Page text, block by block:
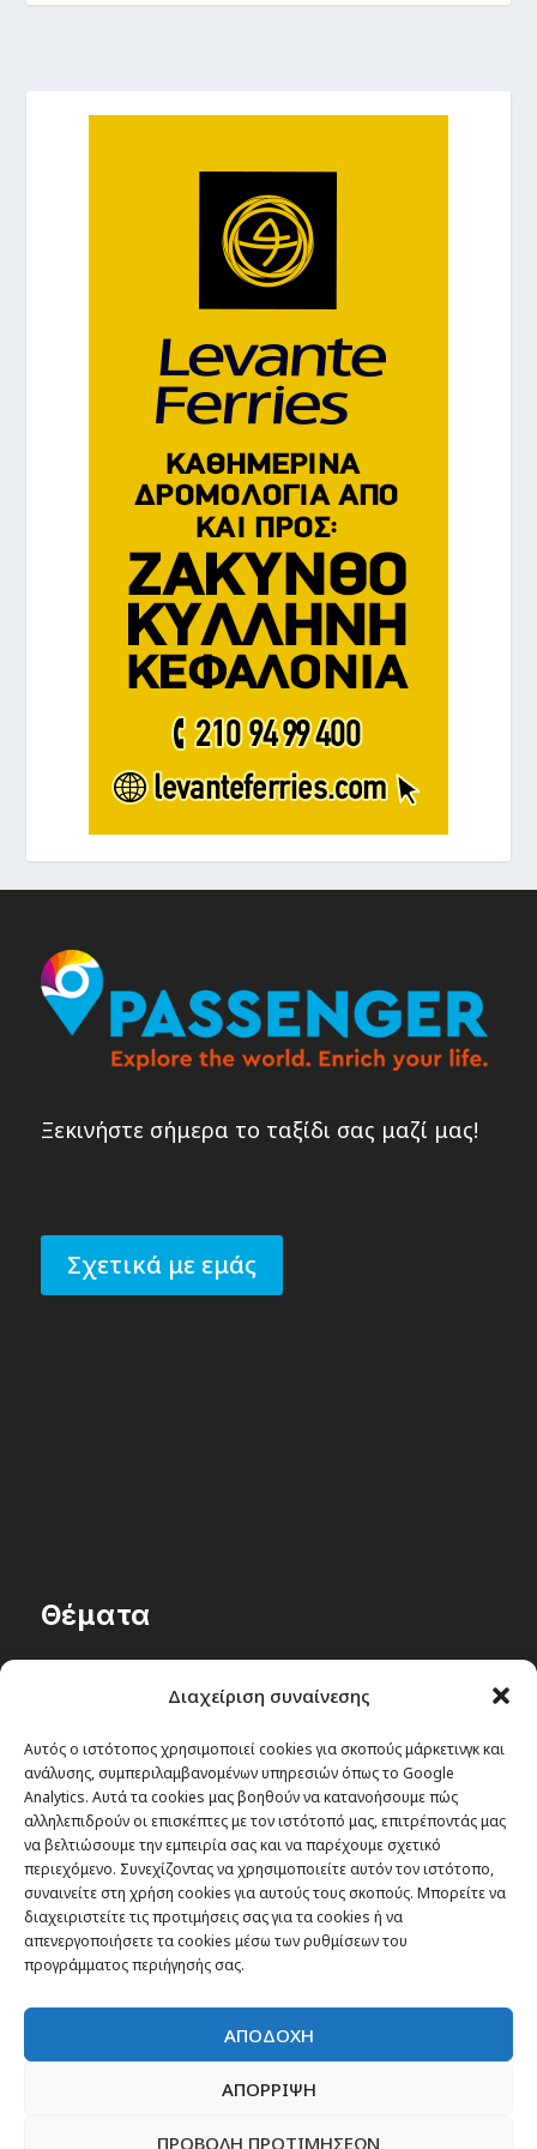
Διαχείριση συναίνεσης
Αυτός ο ιστότοπος χρησιμοποιεί cookies για σκοπούς μάρκετινγκ και
ανάλυσης, συμπεριλαμβανομένων υπηρεσιών όπως το Google
Analytics. Αυτά τα cookies μας βοηθούν να κατανοήσουμε πώς
αλληλεπιδρούν οι επισκέπτες με τον ιστότοπό μας, επιτρέποντάς μας
να βελτιώσουμε την εμπειρία σας και να παρέχουμε σχετικό
περιεχόμενο. Συνεχίζοντας να χρησιμοποιείτε αυτόν τον ιστότοπο,
συναινείτε στη χρήση cookies για αυτούς τους σκοπούς. Μπορείτε να
διαχειριστείτε τις προτιμήσεις σας για τα cookies ή να
απενεργοποιήσετε τα cookies μέσω των ρυθμίσεων του
προγράμματος περιήγησής σας.
ΑΠΟΔΟΧΗ
ΑΠΟΡΡΙΨΗ
ΠΡΟΒΟΛΗ ΠΡΟΤΙΜΗΣΕΩΝ
Ξεκινήστε σήμερα το ταξίδι σας μαζί μας!
Σχετικά με εμάς
Θέματα
Passenger στον κόσμο
TRAVEL NEWS
Οργάνωσε το ταξίδι σου
CITY and CULTURE